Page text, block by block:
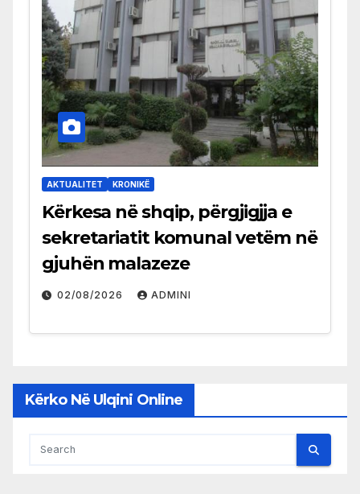
AKTUALITET KRONIKË
Kërkesa në shqip, përgjigjja e
sekretariatit komunal vetëm në
gjuhën malazeze
02/08/2026 ADMINI
Kërko Në Ulqini Online